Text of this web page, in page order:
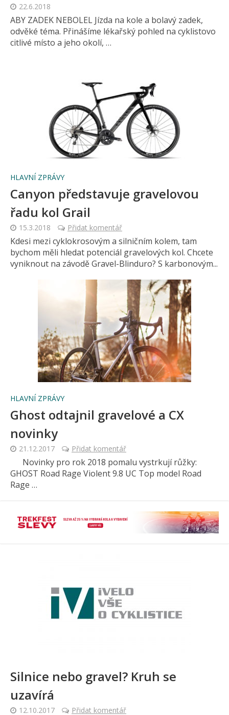
22.6.2018
ABY ZADEK NEBOLEL Jízda na kole a bolavý zadek,
odvěké téma. Přinášíme lékařský pohled na cyklistovo
citlivé místo a jeho okolí, …
HLAVNÍ ZPRÁVY
Canyon představuje gravelovou
řadu kol Grail
15.3.2018 Přidat komentář
Kdesi mezi cyklokrosovým a silničním kolem, tam
bychom měli hledat potenciál gravelových kol. Chcete
vyniknout na závodě Gravel-Blinduro? S karbonovým...
HLAVNÍ ZPRÁVY
Ghost odtajnil gravelové a CX
novinky
21.12.2017 Přidat komentář
Novinky pro rok 2018 pomalu vystrkují růžky:
GHOST Road Rage Violent 9.8 UC Top model Road
Rage …
Silnice nebo gravel? Kruh se
uzavírá
12.10.2017 Přidat komentář